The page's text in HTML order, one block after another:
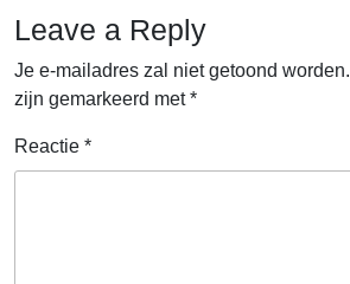
Leave a Reply
Je e-mailadres zal niet getoond worden.
zijn gemarkeerd met*
Reactie *